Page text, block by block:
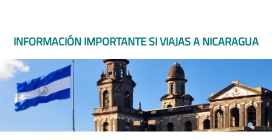
INFORMACIÓN IMPORTANTE SI VIAJAS A NICARAGUA